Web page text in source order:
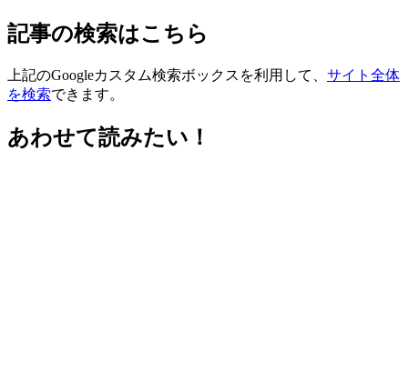
記事の検索はこちら
上記のGoogleカスタム検索ボックスを利用して、 サイト全体
を検索できます。
あわせて読みたい！